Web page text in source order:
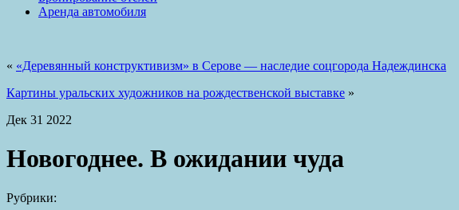
Аренда автомобиля
« «Деревянный конструктивизм» в Серове — наследие соцгорода Надеждинска
Картины уральских художников на рождественской выставке »
Дек 31 2022
Новогоднее. В ожидании чуда
Рубрики: